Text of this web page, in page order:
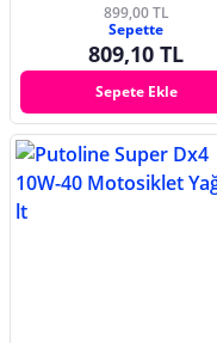
899,00 TL
Sepette
809,10 TL
Sepete Ekle